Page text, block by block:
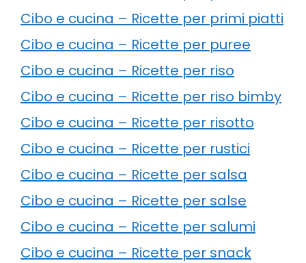
Cibo e cucina – Ricette per primi piatti
Cibo e cucina – Ricette per puree
Cibo e cucina – Ricette per riso
Cibo e cucina – Ricette per riso bimby
Cibo e cucina – Ricette per risotto
Cibo e cucina – Ricette per rustici
Cibo e cucina – Ricette per salsa
Cibo e cucina – Ricette per salse
Cibo e cucina – Ricette per salumi
Cibo e cucina – Ricette per snack